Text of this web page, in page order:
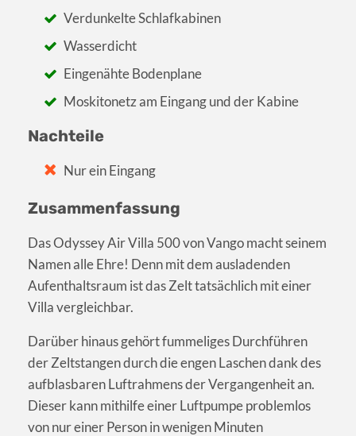
Verdunkelte Schlafkabinen
Wasserdicht
Eingenähte Bodenplane
Moskitonetz am Eingang und der Kabine
Nachteile
Nur ein Eingang
Zusammenfassung
Das Odyssey Air Villa 500 von Vango macht seinem
Namen alle Ehre! Denn mit dem ausladenden
Aufenthaltsraum ist das Zelt tatsächlich mit einer
Villa vergleichbar.
Darüber hinaus gehört fummeliges Durchführen
der Zeltstangen durch die engen Laschen dank des
aufblasbaren Luftrahmens der Vergangenheit an.
Dieser kann mithilfe einer Luftpumpe problemlos
von nur einer Person in wenigen Minuten